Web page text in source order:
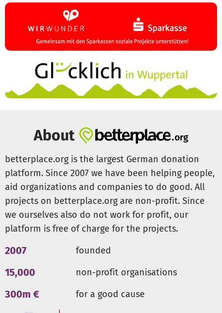
About
betterplace.org is the largest German donation
platform. Since 2007 we have been helping people,
aid organizations and companies to do good. All
projects on betterplace.org are non-profit. Since
we ourselves also do not work for profit, our
platform is free of charge for the projects.
2007 founded
15,000 non-profit organisations
300m € for a good cause